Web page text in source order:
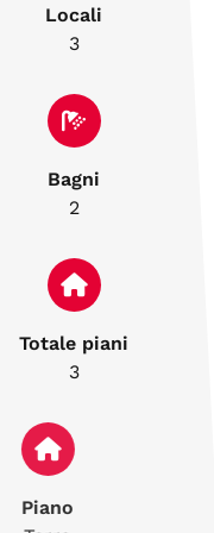
Locali
3
Bagni
2
Totale piani
3
Piano